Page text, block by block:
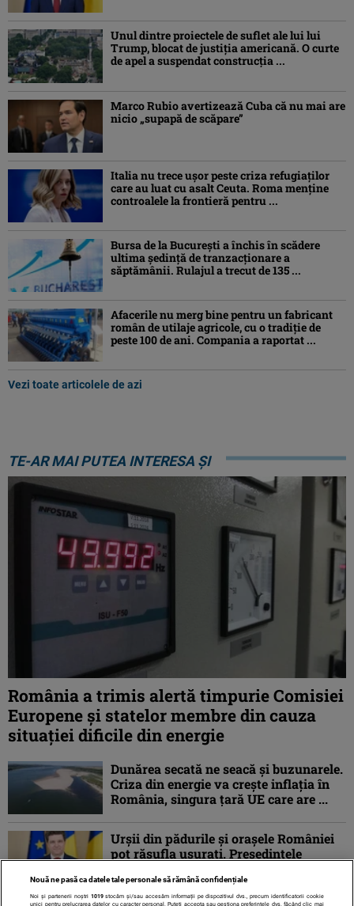
Unul dintre proiectele de suflet ale lui lui
Trump, blocat de justiția americană. O curte
de apel a suspendat construcția ...
Marco Rubio avertizează Cuba că nu mai are
nicio „supapă de scăpare”
Italia nu trece ușor peste criza refugiaților
care au luat cu asalt Ceuta. Roma menține
controalele la frontieră pentru ...
Bursa de la București a închis în scădere
ultima ședință de tranzacționare a
săptămânii. Rulajul a trecut de 135 ...
Afacerile nu merg bine pentru un fabricant
român de utilaje agricole, cu o tradiție de
peste 100 de ani. Compania a raportat ...
Vezi toate articolele de azi
TE-AR MAI PUTEA INTERESA ȘI
România a trimis alertă timpurie Comisiei
Europene și statelor membre din cauza
situației dificile din energie
Dunărea secată ne seacă și buzunarele.
Criza din energie va crește inflația în
România, singura țară UE care are ...
Urșii din pădurile și orașele României
pot răsufla ușurați. Președintele
proiectul ...
Nouă ne pasă ca datele tale personale să rămână confidențiale
Noi și partenerii noștri 1019stocăm și/sau accesăm informații pe dispozitivul dvs., precum identificatorii cookie
unici pentru prelucrarea datelor cu caracter personal. Puteți accepta sau gestiona preferințele dvs. făcând clic mai